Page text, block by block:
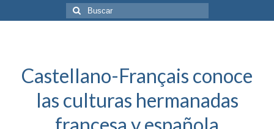
Buscar
por:
Castellano-Français conoce
las culturas hermanadas